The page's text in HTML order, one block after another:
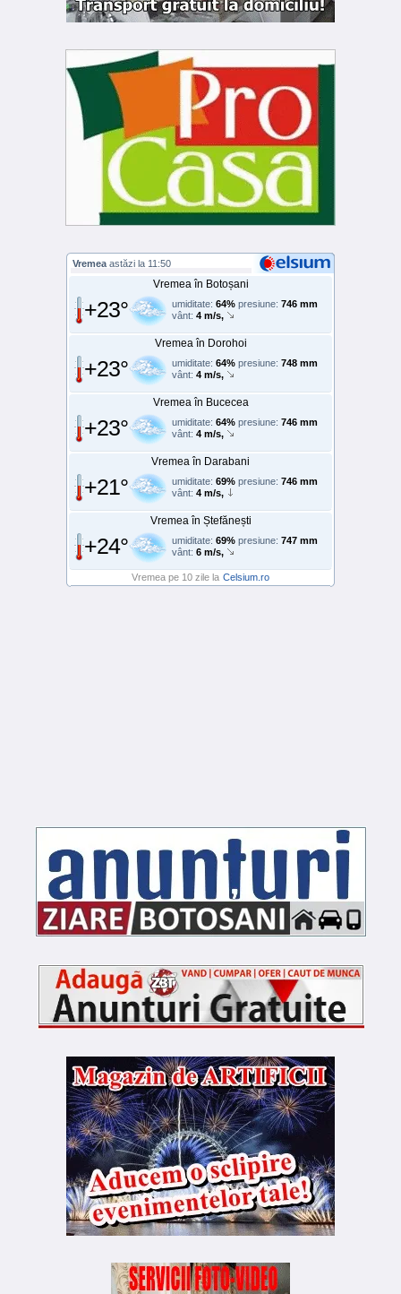
Vremea astăzi la 11:50
Vremea în Botoșani
+23° umiditate: 64% presiune: 746 mm
vânt: 4 m/s,
Vremea în Dorohoi
+23° umiditate: 64% presiune: 748 mm
vânt: 4 m/s,
Vremea în Bucecea
+23° umiditate: 64% presiune: 746 mm
vânt: 4 m/s,
Vremea în Darabani
+21° umiditate: 69% presiune: 746 mm
vânt: 4 m/s,
Vremea în Ștefănești
+24° umiditate: 69% presiune: 747 mm
vânt: 6 m/s,
Vremea pe 10 zile la Celsium.ro